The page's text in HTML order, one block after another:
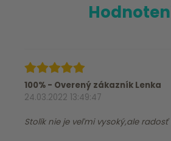
100% - Overený zákazník Lenka
24.03.2022 13:49:47
Stolík nie je veľmi vysoký,ale